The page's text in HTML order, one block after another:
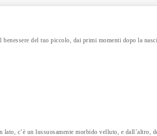
benessere del tuo piccolo, dai primi momenti dopo la
c’è un lussuosamente morbido velluto, e